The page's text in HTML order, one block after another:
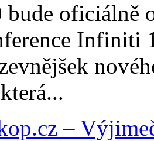
oficiálně
Infiniti